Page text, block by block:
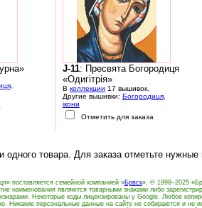
,
J-11: Пресвята Богородиця
«Одигітрія»
В коллекции 17 вышивок.
Другие вышивки: Богородиця,
ікони
Отметить для заказа
одного товара. Для заказа отметьте нужные
поставляется семейной компанией «Брвск». © 1998–2025
наименования являются товарными знаками либо
Некоторые коды лицензированы у Google. Любое
Никакие персональные данные на сайте не собираются и не